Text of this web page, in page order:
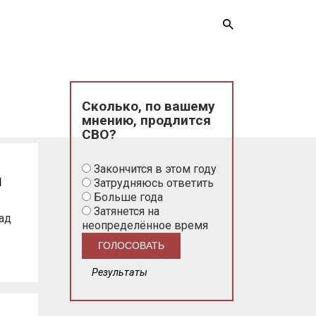
Сколько, по вашему
мнению, продлится
СВО?
Закончится в этом году
Затрудняюсь ответить
Больше года
Затянется на
неопределённое время
Результаты